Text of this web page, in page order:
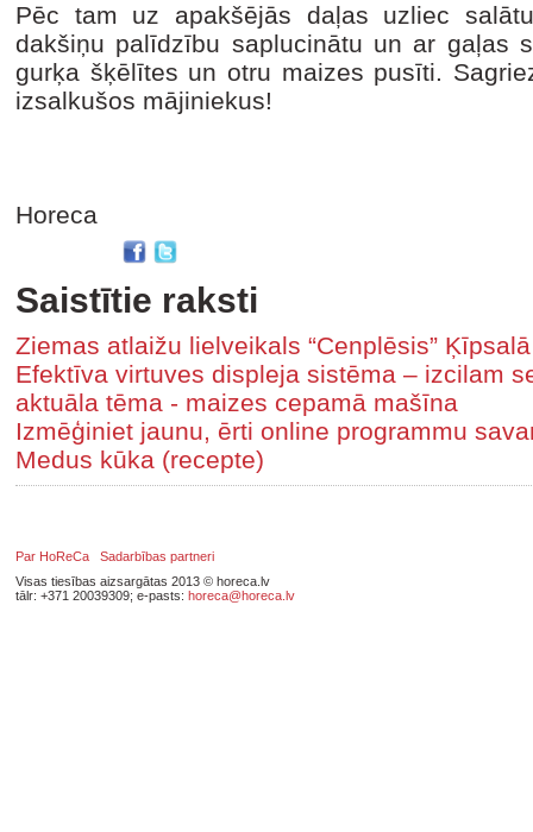
Pēc tam uz apakšējās daļas uzliec
dakšiņu palīdzību saplucinātu un ar gaļas
gurķa šķēlītes un otru maizes pusīti.
izsalkušos mājiniekus!
Horeca
Saistītie raksti
Ziemas atlaižu lielveikals “Cenplēsis”
Efektīva virtuves displeja sistēma – izcilam
aktuāla tēma - maizes cepamā mašīna
Izmēģiniet jaunu, ērti online programmu
Medus kūka (recepte)
Par HoReCa
Sadarbības partneri
Visas tiesības aizsargātas 2013 © horeca.lv
tālr: +371 20039309; e-pasts: horeca@horeca.lv